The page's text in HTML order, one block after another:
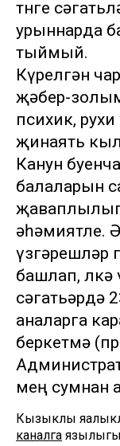
төнге
урыннарда
тыймый.
Күрелгән
җәбер-
психик,
җинаять
Канун
балаларын
әһәмиятле.
үзгәрешләр
башлап, өлкә
сәгатьәрдә
аналарга
беркетмә
мең сумнан
Кызыклы
каналга